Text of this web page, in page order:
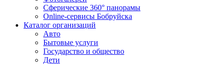
Сферические 360° панорамы
Online-сервисы Бобруйска
Каталог организаций
Авто
Бытовые услуги
Государство и общество
Дети